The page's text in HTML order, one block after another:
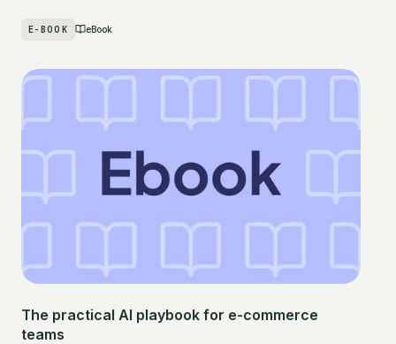
E-BOOK eBook
The practical AI playbook for e-commerce
teams